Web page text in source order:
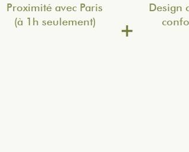
Proximité avec Paris
(à 1h seulement)
Design